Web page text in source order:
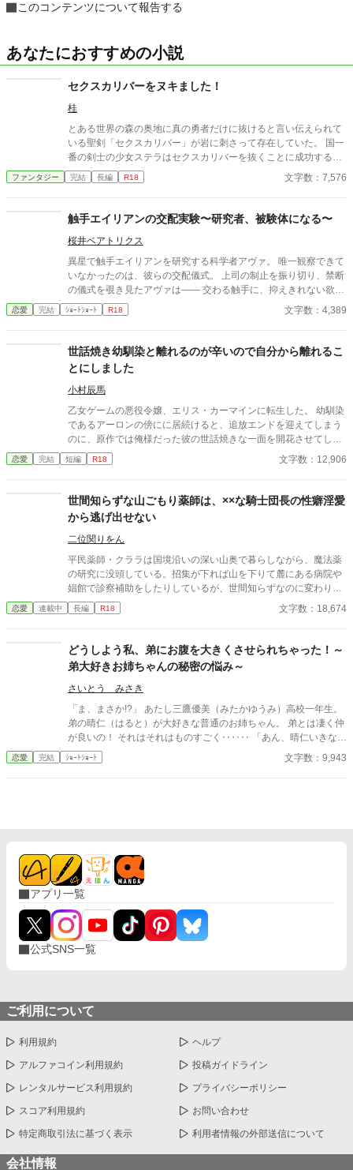
このコンテンツについて報告する
あなたにおすすめの小説
セクスカリバーをヌキました！
桂
とある世界の森の奥地に真の勇者だけに抜けると言い伝えられて
いる聖剣「セクスカリバー」が岩に刺さって存在していた。 国一
番の剣士の少女ステラはセクスカリバーを抜くことに成功する
が、セクスカリバーはステラの膣を鞘代わりにして収まってしま
う。 ステラはセクスカリバーを抜けないまま武闘会に出場し
ファンタジー 完結 長編 R18 文字数：7,576
触手エイリアンの交配実験〜研究者、被験体になる〜
桜井ベアトリクス
異星で触手エイリアンを研究する科学者アヴァ。 唯一観察できて
いなかったのは、彼らの交配儀式。 上司の制止を振り切り、禁断
の儀式を覗き見たアヴァは―― 交わる触手に、抑えきれない欲望
を覚える。 「私も……私も交配したい」 太く長い触手が、体の奥
深くまで侵入してくる。 研究者が、快楽の実験体になる夜。
恋愛 完結 ｼｮｰﾄｼｮｰﾄ R18 文字数：4,389
世話焼き幼馴染と離れるのが辛いので自分から離れるこ
とにしました
小村辰馬
乙女ゲームの悪役令嬢、エリス・カーマインに転生した。 幼馴染
であるアーロンの傍にに居続けると、追放エンドを迎えてしまう
のに、原作では俺様だった彼の世話焼きな一面を開花させてしま
い、居心地の良い彼のそばを離れるのが辛くなってしまう。 なら
ば彼の代わりに男友達を作ろうと画策するがーー
恋愛 完結 短編 R18 文字数：12,906
世間知らずな山ごもり薬師は、××な騎士団長の性癖淫愛
から逃げ出せない
二位関りをん
平民薬師・クララは国境沿いの深い山奥で暮らしながら、魔法薬
の研究に没頭している。招集が下れば山を下りて麓にある病院や
娼館で診察補助をしたりしているが、世間知らずなのに変わりは
ない。 ある日、山の中で倒れている男性を発見。彼はなんと騎士
団長・レイルドで女嫌いの噂を持つ人物だった。 当然女嫌いの噂
が、レイルドには隠している秘密……性癖があった。 ――君の××
××、触らせてもらえないだろうか？
恋愛 連載中 長編 R18 文字数：18,674
どうしよう私、弟にお腹を大きくさせられちゃった！～
弟大好きお姉ちゃんの秘密の悩み～
さいとう みさき
「ま、まさか!?」 あたし三鷹優美（みたかゆうみ）高校一年生。
弟の晴仁（はると）が大好きな普通のお姉ちゃん。 弟とは凄く仲
が良いの！ それはそれはものすごく‥‥‥ 「あん、晴仁いきなり
そんなのお口に入らないよぉ～♡」 そんな関係のあたしたち。 で
もある日トイレであたしはアレが来そうなのになかなか来ないの
恋愛 完結 ｼｮｰﾄｼｮｰﾄ 文字数：9,943
アプリ一覧
公式SNS一覧
ご利用について
利用規約 ヘルプ
アルファコイン利用規約 投稿ガイドライン
レンタルサービス利用規約 プライバシーポリシー
スコア利用規約 お問い合わせ
特定商取引法に基づく表示 利用者情報の外部送信について
会社情報